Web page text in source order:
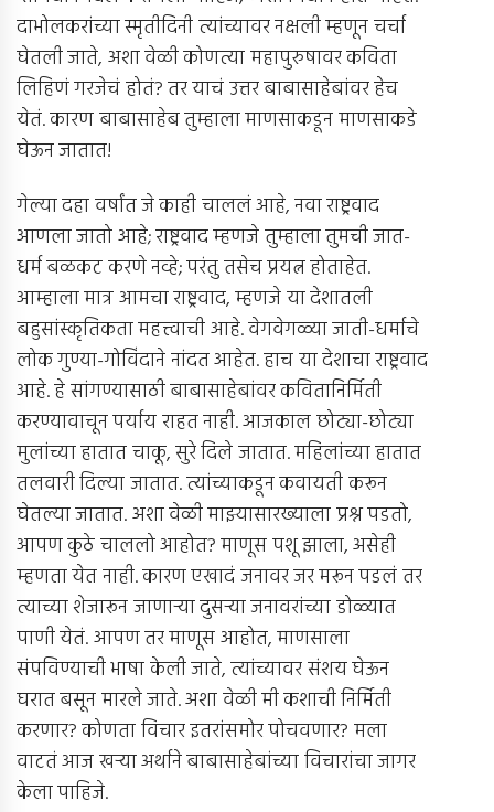
दाभोलकरांच्या स्मृतीदिनी त्यांच्यावर नक्षली म्हणून चर्चा
घेतली जाते, अशा वेळी कोणत्या महापुरुषावर कविता
लिहिणं गरजेचं होतं? तर याचं उत्तर बाबासाहेबांवर हेच
येतं. कारण बाबासाहेब तुम्हाला माणसाकडून माणसाकडे
घेऊन जातात!
गेल्या दहा वर्षांत जे काही चाललं आहे, नवा राष्ट्रवाद
आणला जातो आहे; राष्ट्रवाद म्हणजे तुम्हाला तुमची जात-
धर्म बळकट करणे नव्हे; परंतु तसेच प्रयत्न होताहेत.
आम्हाला मात्र आमचा राष्ट्रवाद, म्हणजे या देशातली
बहुसांस्कृतिकता महत्त्वाची आहे. वेगवेगळ्या जाती-धर्माचे
लोक गुण्या-गोविंदाने नांदत आहेत. हाच या देशाचा राष्ट्रवाद
आहे. हे सांगण्यासाठी बाबासाहेबांवर कवितानिर्मिती
करण्यावाचून पर्याय राहत नाही. आजकाल छोट्या-छोट्या
मुलांच्या हातात चाकू, सुरे दिले जातात. महिलांच्या हातात
तलवारी दिल्या जातात. त्यांच्याकडून कवायती करून
घेतल्या जातात. अशा वेळी माझ्यासारख्याला प्रश्न पडतो,
आपण कुठे चाललो आहोत? माणूस पशू झाला, असेही
म्हणता येत नाही. कारण एखादं जनावर जर मरून पडलं तर
त्याच्या शेजारून जाणार्‍या दुसर्‍या जनावरांच्या डोळ्यात
पाणी येतं. आपण तर माणूस आहोत, माणसाला
संपविण्याची भाषा केली जाते, त्यांच्यावर संशय घेऊन
घरात बसून मारले जाते. अशा वेळी मी कशाची निर्मिती
करणार? कोणता विचार इतरांसमोर पोचवणार? मला
वाटतं आज खर्‍या अर्थाने बाबासाहेबांच्या विचारांचा जागर
केला पाहिजे.